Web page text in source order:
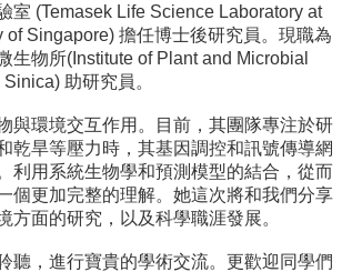
室 (Temasek Life Science Laboratory at
of Singapore) 擔任博士後研究員。現職為
生物所(Institute of Plant and Microbial
助研究員。
與環境交互作用。目前，其團隊專注於研
乾旱等壓力時，其基因調控和訊號傳導網
利用系統生物學和預測模型的結合，從而
個更加完整的理解。她這次將和我們分享
方面的研究，以及科學職涯發展。
聽，進行寶貴的學術交流。更歡迎同學們